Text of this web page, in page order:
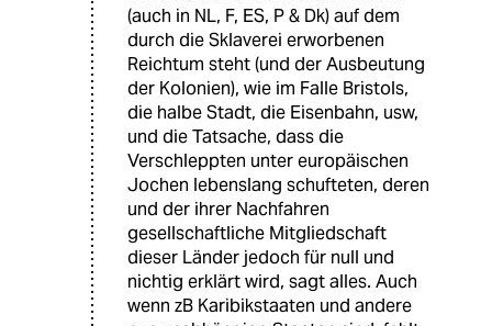
(auch in NL, F, ES, P & Dk) auf dem
durch die Sklaverei erworbenen
Reichtum steht (und der Ausbeutung
der Kolonien), wie im Falle Bristols,
die halbe Stadt, die Eisenbahn, usw,
und die Tatsache, dass die
Verschleppten unter europäischen
Jochen lebenslang schufteten, deren
und der ihrer Nachfahren
gesellschaftliche Mitgliedschaft
dieser Länder jedoch für null und
nichtig erklärt wird, sagt alles. Auch
wenn zB Karibikstaaten und andere